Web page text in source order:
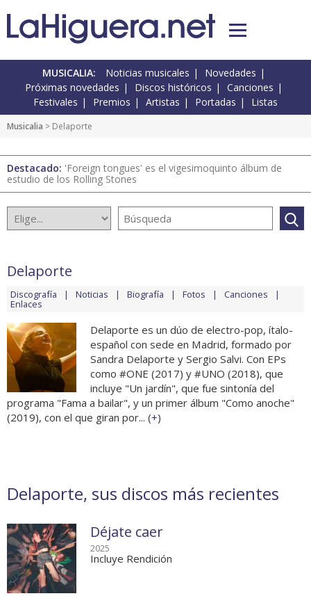
MUSICALIA: Noticias musicales
Novedades
Próximas novedades
Discos históricos
Canciones
Festivales
Premios Artistas Portadas Listas
Musicalia > Delaporte
Destacado: 'Foreign tongues' es el vigesimoquinto álbum de
estudio de los Rolling Stones
Delaporte
Discografía Noticias Biografía Fotos Canciones
Enlaces
Delaporte es un dúo de electro-pop, ítalo-
español con sede en Madrid, formado por
Sandra Delaporte y Sergio Salvi. Con EPs
como #ONE (2017) y #UNO (2018), que
incluye "Un jardín", que fue sintonía del
programa "Fama a bailar", y un primer álbum "Como anoche"
(2019), con el que giran por... (+)
Delaporte, sus discos más recientes
Déjate caer
2025
Incluye Rendición